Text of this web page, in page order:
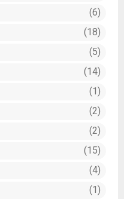
6
18
5
14
1
2
2
15
4
1